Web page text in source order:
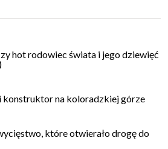
hot rodowiec świata i jego dziewięć
konstruktor na koloradzkiej górze
które otwierało drogę do